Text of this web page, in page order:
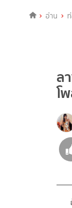
อ่าน
ล
โ
ถ้า